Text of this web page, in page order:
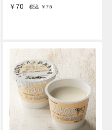
￥70 税込 ￥75
海外 Overseas shops
Indonesia
Singapore
Malaysia
Hong Kong
Thailand